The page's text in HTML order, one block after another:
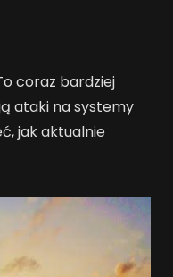
coraz bardziej
ataki na systemy
jak aktualnie
e-